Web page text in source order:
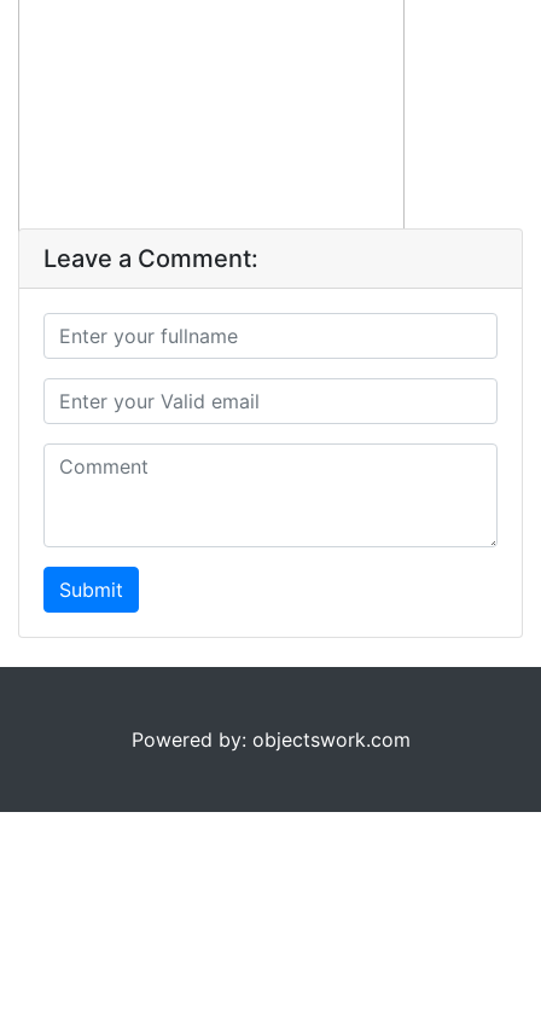
Leave a Comment:
Submit
Powered by: objectswork.com